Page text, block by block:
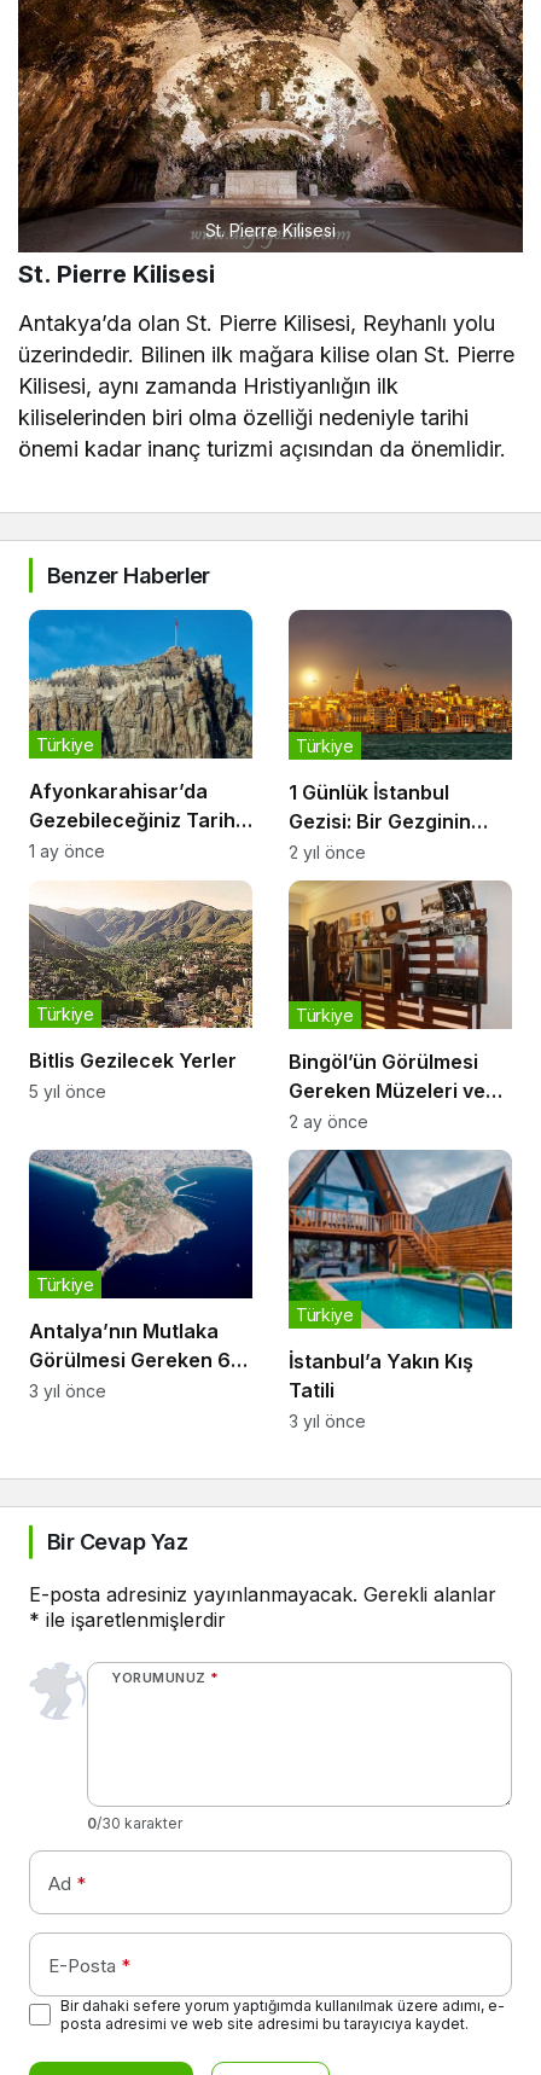
St. Pierre Kilisesi
St. Pierre Kilisesi
Antakya’da olan St. Pierre Kilisesi, Reyhanlı yolu
üzerindedir. Bilinen ilk mağara kilise olan St. Pierre
Kilisesi, aynı zamanda Hristiyanlığın ilk
kiliselerinden biri olma özelliği nedeniyle tarihi
önemi kadar inanç turizmi açısından da önemlidir.
Benzer Haberler
Afyonkarahisar’da
Gezebileceğiniz Tarihi
Alanlar
Türkiye
1 ay önce
1 Günlük İstanbul
Gezisi: Bir Gezginin
Gözünden Büyülü Şehir
Türkiye
2 yıl önce
Bitlis Gezilecek Yerler
Türkiye
5 yıl önce
Bingöl’ün Görülmesi
Gereken Müzeleri ve
Kültürel Durakları
Türkiye
2 ay önce
Antalya’nın Mutlaka
Görülmesi Gereken 6
Doğa Harikası
Türkiye
3 yıl önce
İstanbul’a Yakın Kış
Tatili
Türkiye
3 yıl önce
Bir Cevap Yaz
E-posta adresiniz yayınlanmayacak. Gerekli alanlar
* ile işaretlenmişlerdir
YORUMUNUZ *
0/30 karakter
Ad *
E-Posta *
Bir dahaki sefere yorum yaptığımda kullanılmak üzere adımı, e-
posta adresimi ve web site adresimi bu tarayıcıya kaydet.